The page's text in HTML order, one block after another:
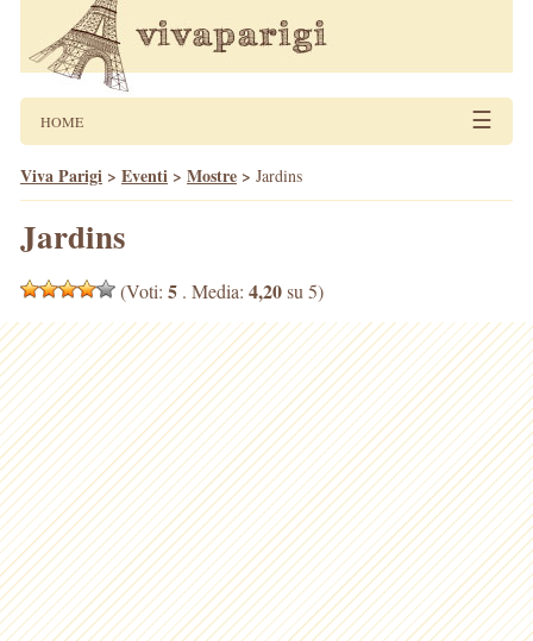
HOME ☰
Viva Parigi > Eventi > Mostre > Jardins
Jardins
(Voti: 5 . Media: 4,20su 5)